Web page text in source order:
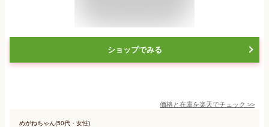
ショップでみる
価格と在庫を楽天でチェック >>
めがねちゃん(50代・女性)